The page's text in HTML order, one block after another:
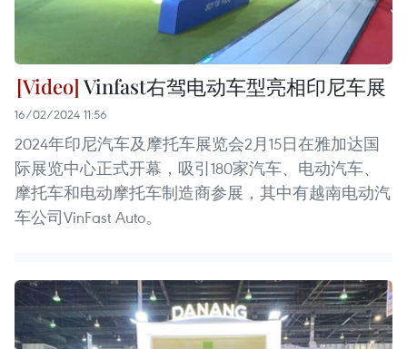
Vinfast右驾电动车型亮相印尼车展
16/02/2024 11:56
2024年印尼汽车及摩托车展览会2月15日在雅加达国
际展览中心正式开幕，吸引180家汽车、电动汽车、
摩托车和电动摩托车制造商参展，其中有越南电动汽
车公司VinFast Auto。